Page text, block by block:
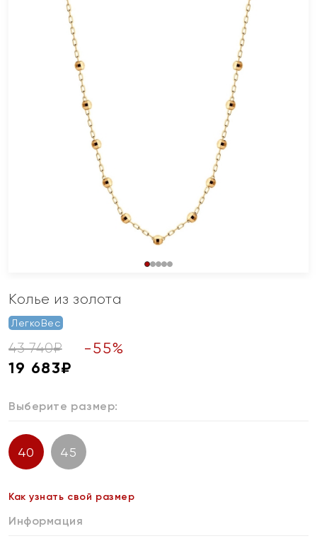
Колье из золота
ЛегкоВес
43 740₽ -55%
19 683₽
Выберите размер:
40 45
Как узнать свой размер
Информация